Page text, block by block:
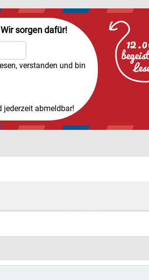
sorgen dafür!
verstanden und bin
jederzeit abmeldbar!